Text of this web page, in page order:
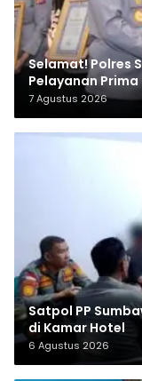
Selamat! Polres
Pelayanan
7 Agustus 2026
Satpol PP
di Kamar Hotel
6 Agustus 2026